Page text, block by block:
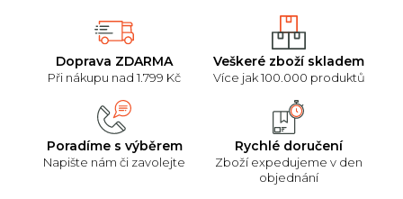
Doprava ZDARMA
Při nákupu nad 1.799 Kč
Veškeré zboží skladem
Více jak 100.000 produktů
Poradíme s výběrem
Napište nám či zavolejte
Rychlé doručení
Zboží expedujeme v den
objednání